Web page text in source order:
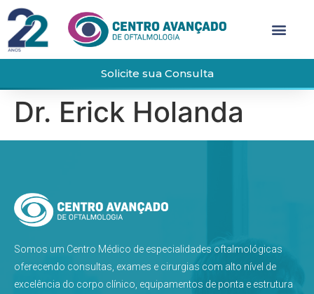
Solicite sua Consulta
Dr. Erick Holanda
Somos um Centro Médico de especialidades oftalmológicas
oferecendo consultas, exames e cirurgias com alto nível de
excelência do corpo clínico, equipamentos de ponta e estrutura